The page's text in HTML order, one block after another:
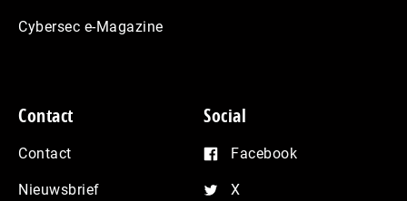
Cybersec e-Magazine
Contact
Contact
Nieuwsbrief
Social
Facebook
X